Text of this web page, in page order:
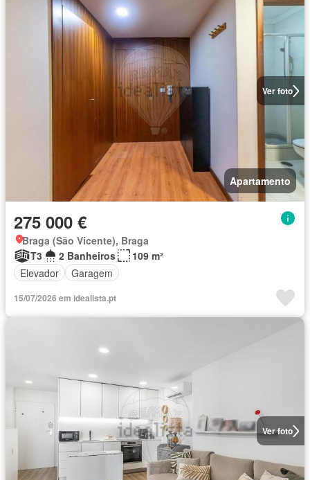
Ver foto
Apartamento
275 000 €
Braga (São Vicente), Braga
T3
2 Banheiros
109 m²
Elevador
Garagem
15/07/2026 em idealista.pt
Ver foto